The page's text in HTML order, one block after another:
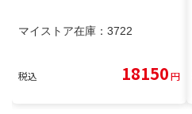
マイストア在庫： 3722
税込 18150円